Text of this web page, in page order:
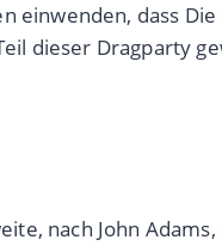
einwenden, dass
dieser Dragparty
nach John